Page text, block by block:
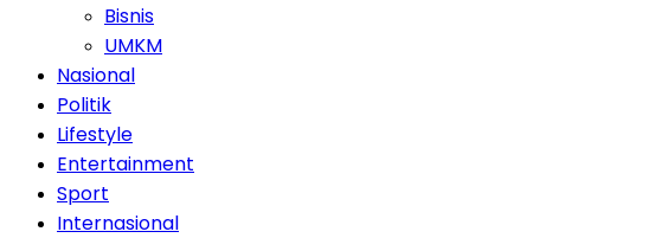
Bisnis
UMKM
Nasional
Politik
Lifestyle
Entertainment
Sport
Internasional